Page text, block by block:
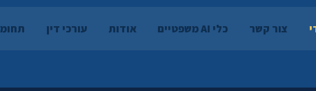
צור קשר כלי AI משפטיים אודות עורכי דין